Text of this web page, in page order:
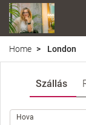
Home London
Szállás
Hova